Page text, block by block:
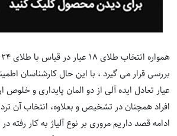
عیار تعادل ایده آلی از دو المان پایداری و خلوص
افراد همچنان در تشخیص و بعلاوه، انتخاب آن
ادامه قصد داریم مروری بر نوع آلیاژ به کار رفته